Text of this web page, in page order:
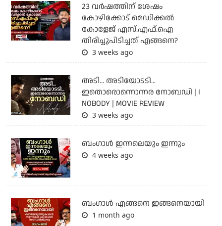
23 വർഷത്തിന് ശേഷം
കോഴിക്കോട് മെഡിക്കൽ
കോളേജ് എസ്.എഫ്.ഐ
തിരിച്ചുപിടിച്ചത് എങ്ങനെ?
3 weeks ago
അടി... അടിയോടടി...
ഇതൊരൊന്നൊന്നര നോബഡി | I
NOBODY | MOVIE REVIEW
3 weeks ago
ബംഗാള്‍ ഇന്നലെയും ഇന്നും
4 weeks ago
ബം​ഗാൾ എങ്ങനെ ഇങ്ങനെയായി
1 month ago